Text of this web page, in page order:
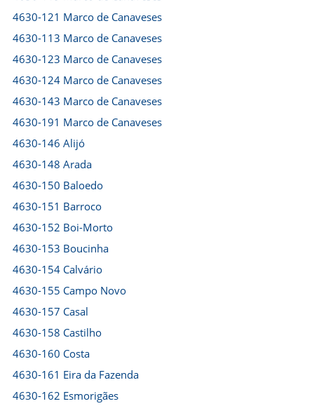
4630-121 Marco de Canaveses
4630-113 Marco de Canaveses
4630-123 Marco de Canaveses
4630-124 Marco de Canaveses
4630-143 Marco de Canaveses
4630-191 Marco de Canaveses
4630-146 Alijó
4630-148 Arada
4630-150 Baloedo
4630-151 Barroco
4630-152 Boi-Morto
4630-153 Boucinha
4630-154 Calvário
4630-155 Campo Novo
4630-157 Casal
4630-158 Castilho
4630-160 Costa
4630-161 Eira da Fazenda
4630-162 Esmorigães